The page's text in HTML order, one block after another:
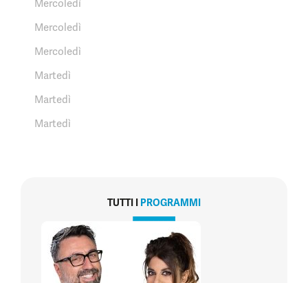
Mercoledì
Mercoledì
Mercoledì
Martedì
Martedì
Martedì
TUTTI I PROGRAMMI